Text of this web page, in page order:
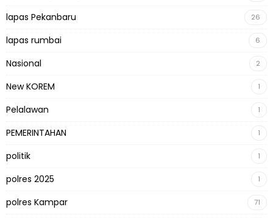
lapas Pekanbaru 26
lapas rumbai 6
Nasional 2
New KOREM 1
Pelalawan 1
PEMERINTAHAN 1
politik 1
polres 2025 1
polres Kampar 71